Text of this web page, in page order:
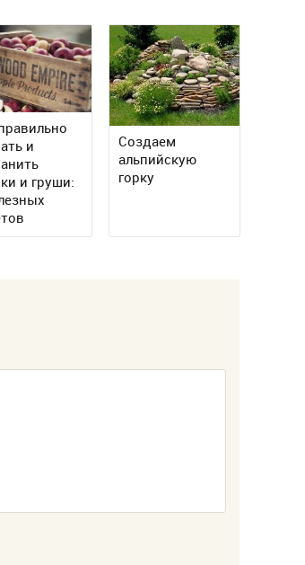
и
и груши:
Создаем
альпийскую
горку